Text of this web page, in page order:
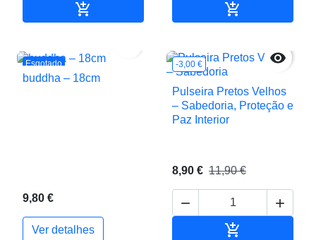
 
Esgotado
buddha – 18cm
9,80 €
Ver detalhes
-3,00 € 
Pulseira Pretos Velhos
– Sabedoria, Proteção e
Paz Interior
8,90 € 11,90 €
 
